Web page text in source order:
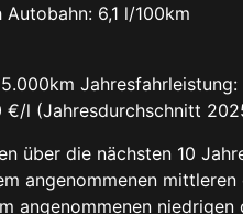
Autobahn: 6,1 l/100km
Jahresfahrleistung:
€/l (Jahresdurchschnitt
über die nächsten 10
angenommenen
angenommenen